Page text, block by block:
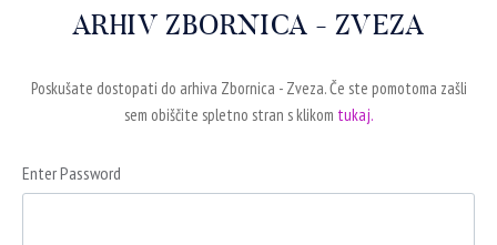
ARHIV ZBORNICA - ZVEZA
Poskušate dostopati do arhiva Zbornica - Zveza. Če ste pomotoma zašli
sem obiščite spletno stran s klikom tukaj.
Enter Password